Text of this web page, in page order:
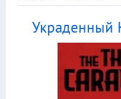
Украденный